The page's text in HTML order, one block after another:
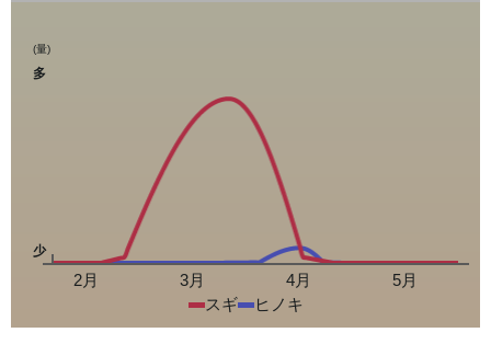
(量)
多
少
2月 3月 4月
5月
スギ
ヒノキ